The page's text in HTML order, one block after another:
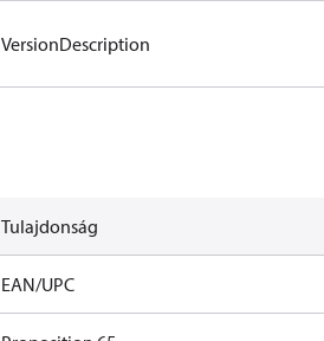
VersionDescription
Tulajdonság
EAN/UPC